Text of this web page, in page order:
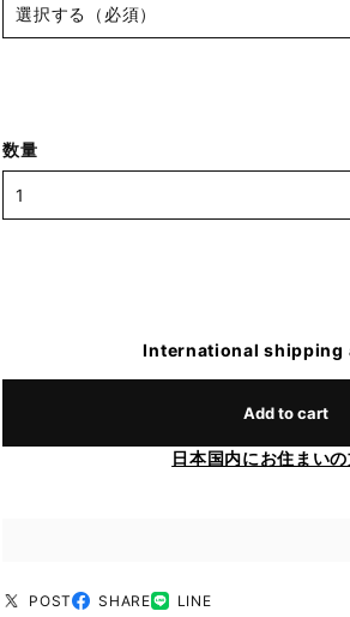
数量
International shipping
Add to cart
日本国内にお住まい
POST SHARE LINE